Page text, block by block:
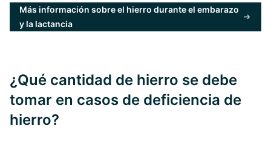
Más información sobre el hierro durante el embarazo
y la lactancia
¿Qué cantidad de hierro se debe
tomar en casos de deficiencia de
hierro?